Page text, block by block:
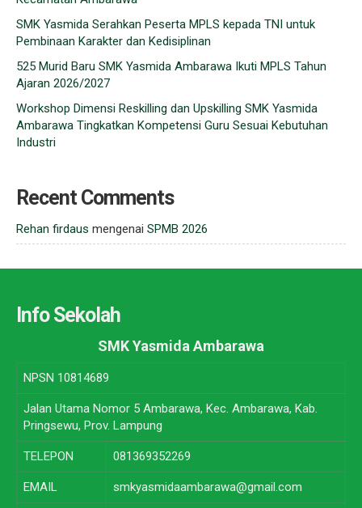
SMK Yasmida Serahkan Peserta MPLS kepada TNI untuk
Pembinaan Karakter dan Kedisiplinan
525 Murid Baru SMK Yasmida Ambarawa Ikuti MPLS Tahun
Ajaran 2026/2027
Workshop Dimensi Reskilling dan Upskilling SMK Yasmida
Ambarawa Tingkatkan Kompetensi Guru Sesuai Kebutuhan
Industri
Recent Comments
Rehan firdaus mengenai SPMB 2026
Info Sekolah
SMK Yasmida Ambarawa
NPSN 10814689
Jalan Utama Nomor 5 Ambarawa, Kec. Ambarawa, Kab.
Pringsewu, Prov. Lampung
TELEPON 081369352269
EMAIL smkyasmidaambarawa@gmail.com